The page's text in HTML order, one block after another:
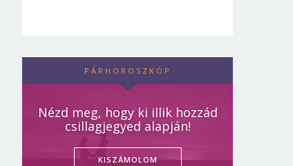
PÁRHOROSZKÓP
Nézd meg, hogy ki illik hozzád
csillagjegyed alapján!
KISZÁMOLOM